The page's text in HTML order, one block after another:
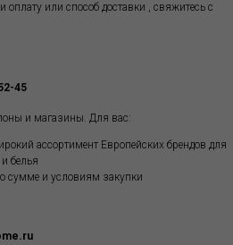
оплату или способ доставки , свяжитесь с
45
и магазины. Для вас:
ассортимент Европейских брендов для
белья
сумме и условиям закупки